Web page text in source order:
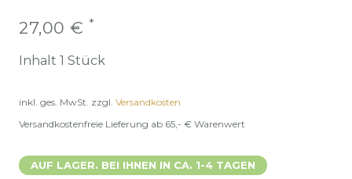
27,00 € *
Inhalt 1 Stück
inkl. ges. MwSt. zzgl. Versandkosten
Versandkostenfreie Lieferung ab 65,- € Warenwert
AUF LAGER. BEI IHNEN IN CA. 1-4 TAGEN